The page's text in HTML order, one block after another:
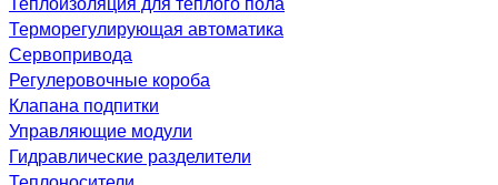
Терморегулирующая автоматика
Сервопривода
Регулеровочные короба
Клапана подпитки
Управляющие модули
Гидравлические разделители